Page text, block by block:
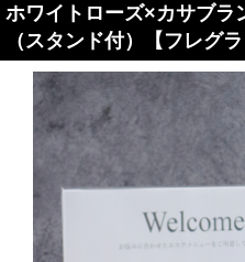
ホワイトローズ×カサブラ
（スタンド付）【フレグ